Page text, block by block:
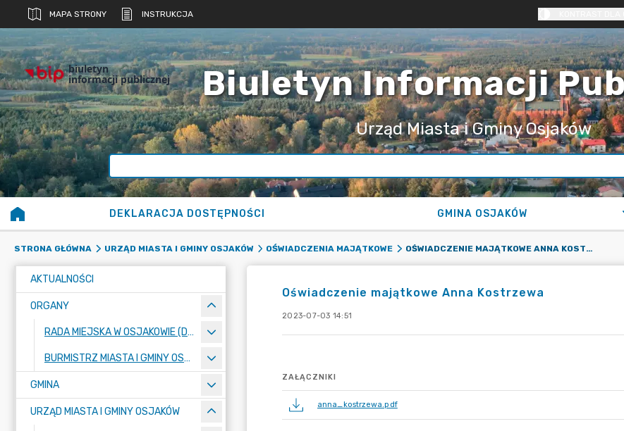
MAPA STRONY INSTRUKCJA
biuletyn
informacji publicznej Biuletyn Informacji
Urząd Miasta i Gminy Osjaków
DEKLARACJA DOSTĘPNOŚCI GMINA OSJAKÓW
STRONA GŁÓWNA URZĄD MIASTA I GMINY OSJAKÓW OŚWIADCZENIA MAJĄTKOWE OŚWIADCZENIE MAJĄTKOWE ANNA KOSTRZEWA
AKTUALNOŚCI
ORGANY
RADA MIEJSKA W OSJAKOWIE (DO 31.12.2023 R. RADA GMINY OSJAKÓW)
BURMISTRZ MIASTA I GMINY OSJAKÓW
GMINA
URZĄD MIASTA I GMINY OSJAKÓW
Oświadczenie majątkowe Anna Kostrzewa
2023-07-03 14:51
ZAŁĄCZNIKI
anna_kostrzewa.pdf